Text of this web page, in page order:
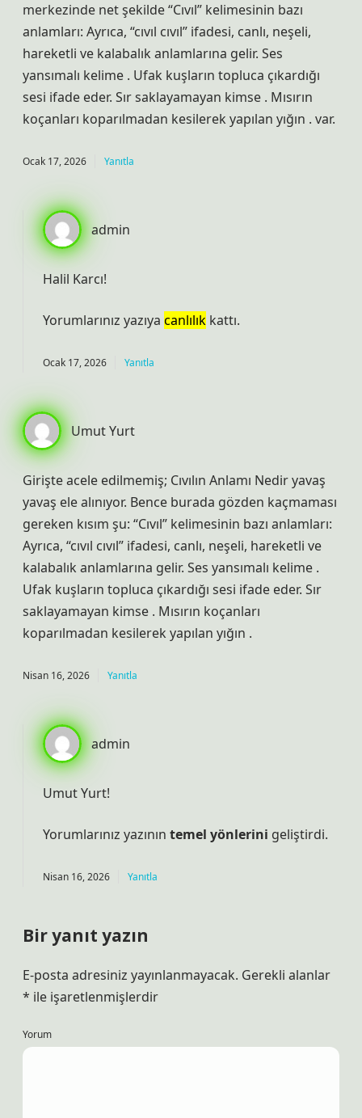
merkezinde net şekilde “Cıvıl” kelimesinin bazı
anlamları: Ayrıca, “cıvıl cıvıl” ifadesi, canlı, neşeli,
hareketli ve kalabalık anlamlarına gelir. Ses
yansımalı kelime . Ufak kuşların topluca çıkardığı
sesi ifade eder. Sır saklayamayan kimse . Mısırın
koçanları koparılmadan kesilerek yapılan yığın . var.
Ocak 17, 2026 Yanıtla
admin
Halil Karcı!
Yorumlarınız yazıya canlılık kattı.
Ocak 17, 2026 Yanıtla
Umut Yurt
Girişte acele edilmemiş; Cıvılın Anlamı Nedir yavaş
yavaş ele alınıyor. Bence burada gözden kaçmaması
gereken kısım şu: “Cıvıl” kelimesinin bazı anlamları:
Ayrıca, “cıvıl cıvıl” ifadesi, canlı, neşeli, hareketli ve
kalabalık anlamlarına gelir. Ses yansımalı kelime .
Ufak kuşların topluca çıkardığı sesi ifade eder. Sır
saklayamayan kimse . Mısırın koçanları
koparılmadan kesilerek yapılan yığın .
Nisan 16, 2026 Yanıtla
admin
Umut Yurt!
Yorumlarınız yazının temel yönlerini geliştirdi.
Nisan 16, 2026 Yanıtla
Bir yanıt yazın
E-posta adresiniz yayınlanmayacak. Gerekli alanlar
* ile işaretlenmişlerdir
Yorum